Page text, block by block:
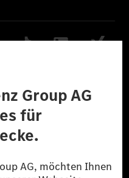
Barrierefreiheit
vorbehalten.